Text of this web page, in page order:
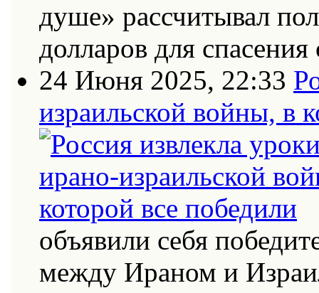
душе» рассчитывал
долларов для спасения
24 Июня 2025, 22:33
израильской войны, в
объявили себя
между Ираном и